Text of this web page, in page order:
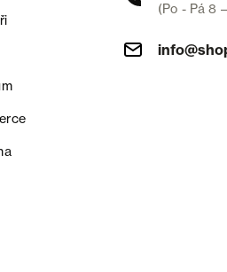
(Po - Pá 8